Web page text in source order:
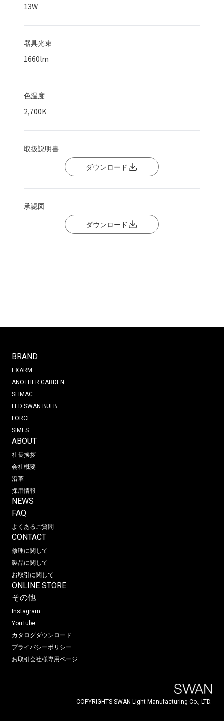
13W
器具光束
1660lm
色温度
2,700K
取扱説明書
ダウンロード
承認図
ダウンロード
BRAND
EXARM
ANOTHER GARDEN
SLIMAC
LED SWAN BULB
FORCE
SIMES
ABOUT
社長挨拶
会社概要
沿革
採用情報
NEWS
FAQ
よくあるご質問
CONTACT
修理に関して
製品に関して
お取引に関して
ONLINE STORE
その他
Instagram
YouTube
カタログダウンロード
プライバシーポリシー
お取引会社様専用ページ
COPYRIGHTS SWAN Light Manufacturing Co., LTD.